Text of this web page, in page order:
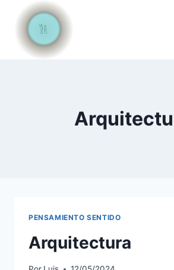
Saltar
contenido
PENSAMIENTO SENTIDO
Arquitectura